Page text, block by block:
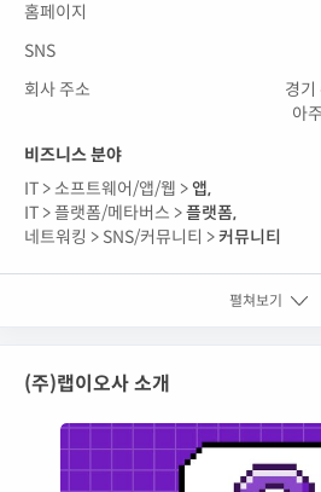
홈페이지
SNS
회사 주소
경
아
비즈니스 분야
IT > 소프트웨어/앱/웹 > 앱,
IT >플랫폼/메타버스 >플랫폼,
네트워킹 > SNS/커뮤니티 >커뮤니티
펼쳐보기
(주)랩이오사 소개